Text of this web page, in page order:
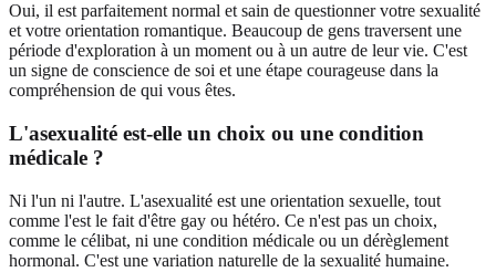
Oui, il est parfaitement normal et sain de questionner votre sexualité
et votre orientation romantique. Beaucoup de gens traversent une
période d'exploration à un moment ou à un autre de leur vie. C'est
un signe de conscience de soi et une étape courageuse dans la
compréhension de qui vous êtes.
L'asexualité est-elle un choix ou une condition
médicale ?
Ni l'un ni l'autre. L'asexualité est une orientation sexuelle, tout
comme l'est le fait d'être gay ou hétéro. Ce n'est pas un choix,
comme le célibat, ni une condition médicale ou un dérèglement
hormonal. C'est une variation naturelle de la sexualité humaine.